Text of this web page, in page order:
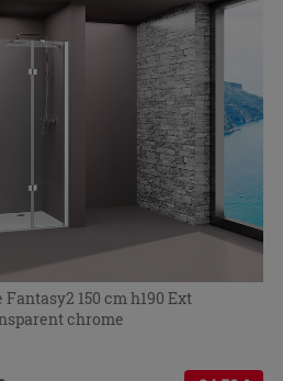
150 cm h190 Ext
chrome